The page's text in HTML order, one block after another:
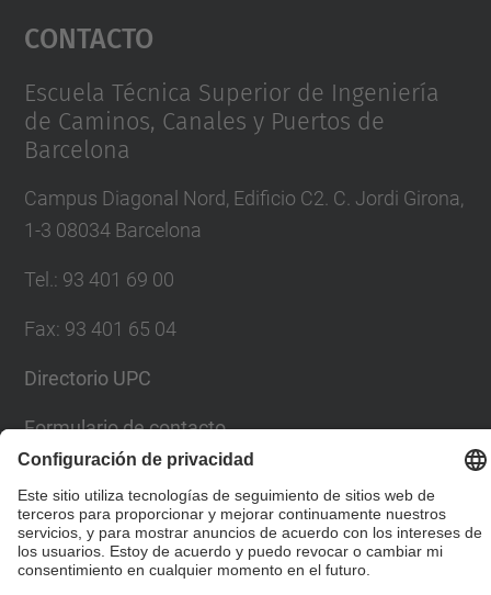
powered by
Contacto
Escuela Técnica Superior de Ingeniería
de Caminos, Canales y Puertos de
Barcelona
Campus Diagonal Nord, Edificio C2. C. Jordi Girona,
1-3 08034 Barcelona
Tel. : 93 401 69 00
Fax: 93 401 65 04
Directorio UPC
Formulario de contacto
© UPCEscuela Técnica Superior de Ingenieros de Caminos,
Canales y Puertos de Barcelona